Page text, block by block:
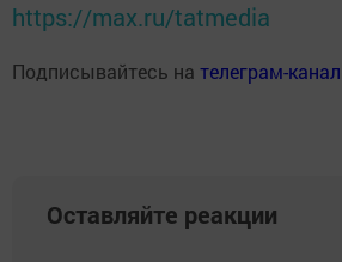
https://max.ru/tatmedia
Подписывайтесь на телеграм-
Оставляйте реакции